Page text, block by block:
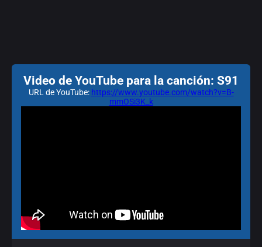
Video de YouTube para la canción: S91
URL de YouTube: https://www.youtube.com/watch?v=B-
mmOSi3K_k